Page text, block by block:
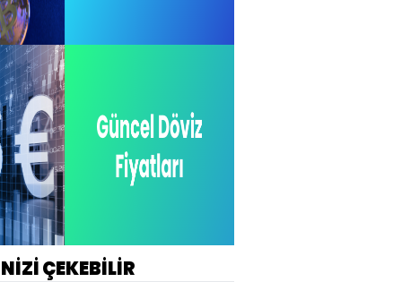
ÇEKEBİLİR